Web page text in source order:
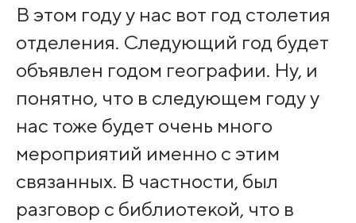
В этом году у нас вот год столетия
отделения. Следующий год будет
объявлен годом географии. Ну, и
понятно, что в следующем году у
нас тоже будет очень много
мероприятий именно с этим
связанных. В частности, был
разговор с библиотекой, что в